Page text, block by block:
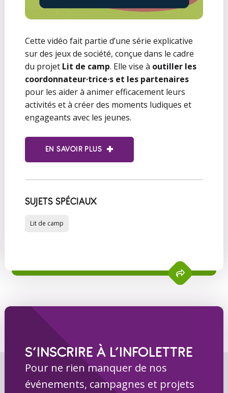
Cette vidéo fait partie d’une série explicative
sur des jeux de société, conçue dans le cadre
du projet Lit de camp. Elle vise à outiller les
coordonnateur·trice·s et les partenaires
pour les aider à animer efficacement leurs
activités et à créer des moments ludiques et
engageants avec les jeunes.
EN SAVOIR PLUS
SUJETS SPÉCIAUX
Lit de camp
S’INSCRIRE À L’INFOLETTRE
Pour ne rien manquer de nos
événements, campagnes et projets